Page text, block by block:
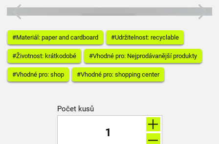
#Materiál: paper and cardboard #Udržitelnost: recyclable
#Životnost: krátkodobé #Vhodné pro: Nejprodávanější produkty
#Vhodné pro: shop #Vhodné pro: shopping center
Počet kusů